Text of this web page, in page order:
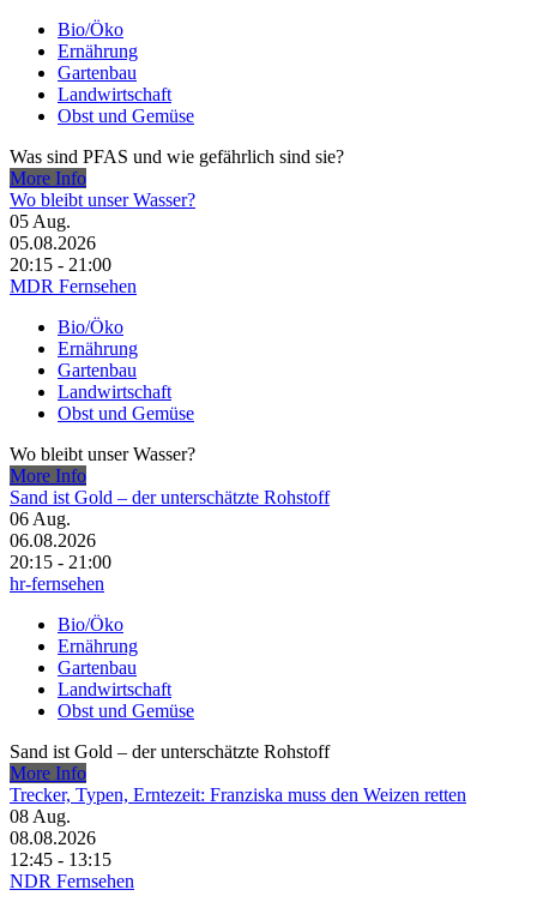
Bio/Öko
Ernährung
Gartenbau
Landwirtschaft
Obst und Gemüse
Was sind PFAS und wie gefährlich sind sie?
More Info
Wo bleibt unser Wasser?
05 Aug.
05.08.2026
20:15 - 21:00
MDR Fernsehen
Bio/Öko
Ernährung
Gartenbau
Landwirtschaft
Obst und Gemüse
Wo bleibt unser Wasser?
More Info
Sand ist Gold – der unterschätzte Rohstoff
06 Aug.
06.08.2026
20:15 - 21:00
hr-fernsehen
Bio/Öko
Ernährung
Gartenbau
Landwirtschaft
Obst und Gemüse
Sand ist Gold – der unterschätzte Rohstoff
More Info
Trecker, Typen, Erntezeit: Franziska muss den Weizen retten
08 Aug.
08.08.2026
12:45 - 13:15
NDR Fernsehen